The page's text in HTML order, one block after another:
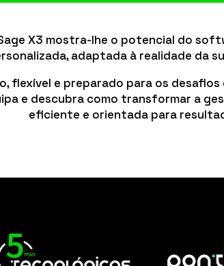
X3 mostra-lhe o potencial do
adaptada à realidade da
flexível e preparado para os
e descubra como transformar a
eficiente e orientada para